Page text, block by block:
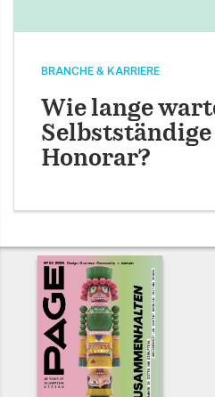
BRANCHE & KARRIERE
Wie lange
Honorar?